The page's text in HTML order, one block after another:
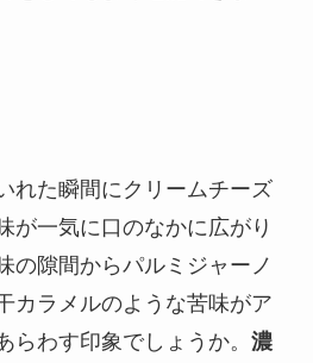
れた瞬間にクリームチーズ
が一気に口のなかに広がり
の隙間からパルミジャーノ
カラメルのような苦味がア
らわす印象でしょうか。 濃